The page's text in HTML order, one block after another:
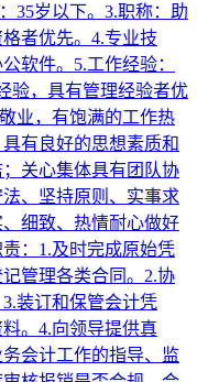
35岁以下。3.职称：助
者优先。4.专业技
软件。5.工作经验：
验，具有管理经验者优
业，有饱满的工作热
有良好的思想素质和
关心集体具有团队协
、坚持原则、实事求
细致、热情耐心做好
：1.及时完成原始凭
管理各类合同。2.协
装订和保管会计凭
。4.向领导提供真
会计工作的指导、监